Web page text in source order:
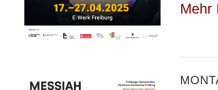
Mehr